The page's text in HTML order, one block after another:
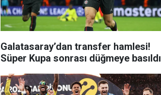
Galatasaray’dan transfer hamlesi!
Süper Kupa sonrası düğmeye basıldı